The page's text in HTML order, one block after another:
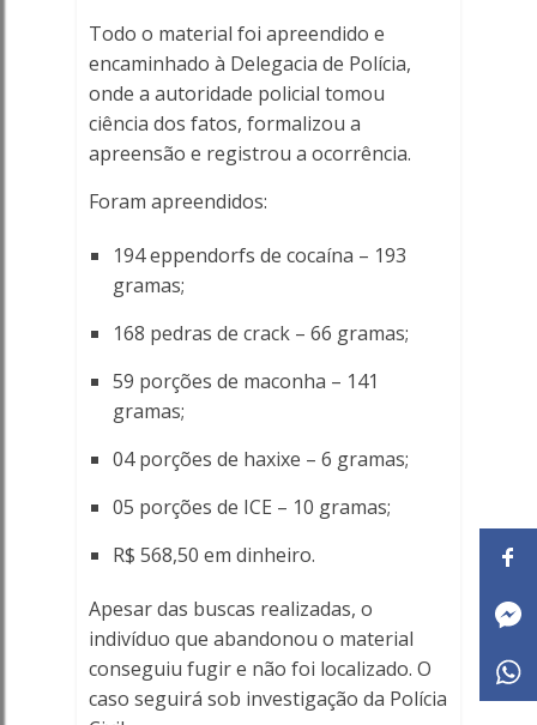
Todo o material foi apreendido e
encaminhado à Delegacia de Polícia,
onde a autoridade policial tomou
ciência dos fatos, formalizou a
apreensão e registrou a ocorrência.
Foram apreendidos:
194 eppendorfs de cocaína – 193
gramas;
168 pedras de crack – 66 gramas;
59 porções de maconha – 141
gramas;
04 porções de haxixe – 6 gramas;
05 porções de ICE – 10 gramas;
R$ 568,50 em dinheiro.
Apesar das buscas realizadas, o
indivíduo que abandonou o material
conseguiu fugir e não foi localizado. O
caso seguirá sob investigação da Polícia